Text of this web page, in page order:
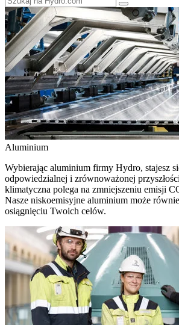
Aluminium
Wybierając aluminium firmy Hydro, stajesz
odpowiedzialnej i zrównoważonej
klimatyczna polega na zmniejszeniu emisji
Nasze niskoemisyjne aluminium może
osiągnięciu Twoich celów.